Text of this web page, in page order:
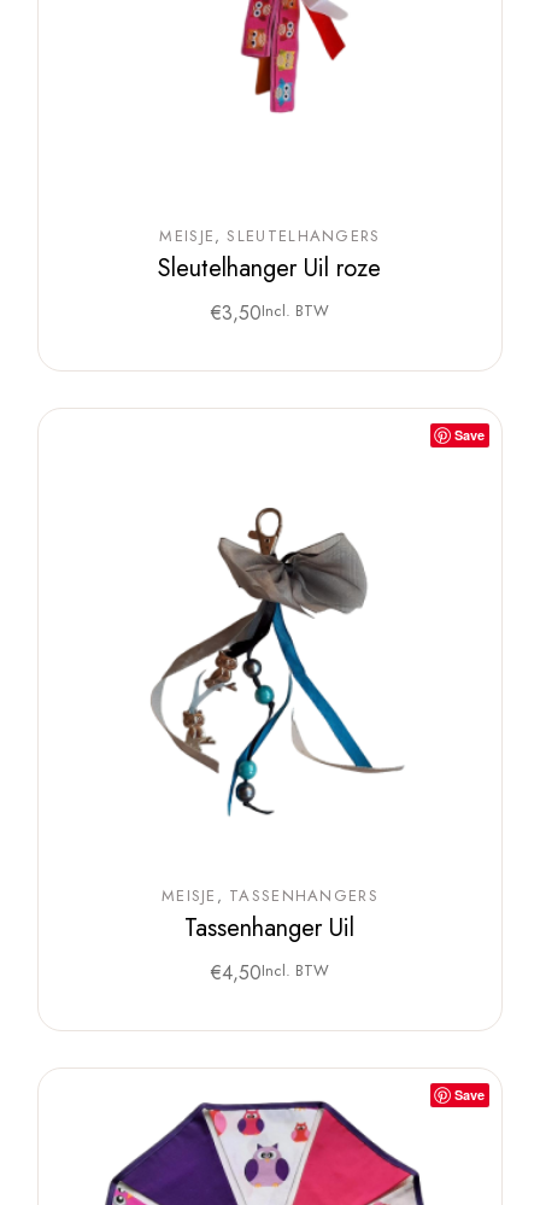
MEISJE SLEUTELHANGERS
Sleutelhanger Uil roze
€3,50Incl. BTW
Save
MEISJE TASSENHANGERS
Tassenhanger Uil
€4,50Incl. BTW
Save